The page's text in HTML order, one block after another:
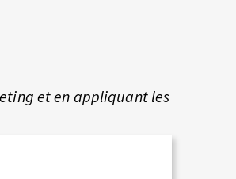
et en appliquant les